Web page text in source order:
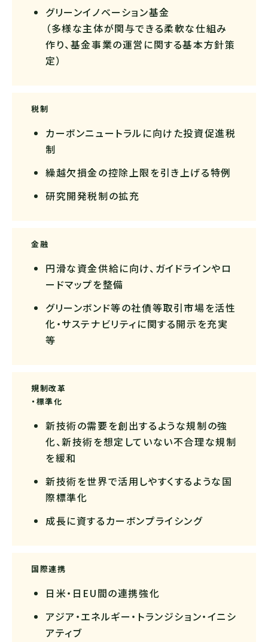
グリーンイノベーション基金
（多様な主体が関与できる柔軟な仕組み
作り、基金事業の運営に関する基本方針策
定）
税制
カーボンニュートラルに向けた投資促進税
制
繰越欠損金の控除上限を引き上げる特例
研究開発税制の拡充
金融
円滑な資金供給に向け、ガイドラインやロ
ードマップを整備
グリーンボンド等の社債等取引市場を活性
化・サステナビリティに関する開示を充実
等
規制改革
・標準化
新技術の需要を創出するような規制の強
化、新技術を想定していない不合理な規制
を緩和
新技術を世界で活用しやすくするような国
際標準化
成長に資するカーボンプライシング
国際連携
日米・日EU間の連携強化
アジア・エネルギー・トランジション・イニシ
アティブ